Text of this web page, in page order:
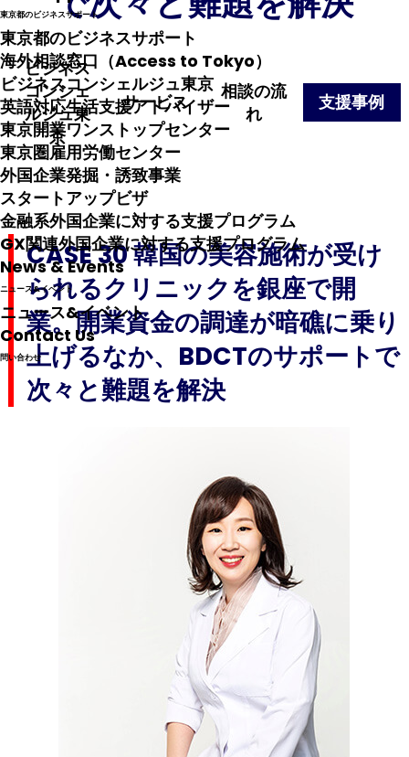
東京都のビジネスサポート
東京都のビジネスサポート
海外相談窓口（Access to Tokyo）
ビジネスコンシェルジュ東京
英語対応生活支援アドバイザー
東京開業ワンストップセンター
東京圏雇用労働センター
外国企業発掘・誘致事業
スタートアップビザ
金融系外国企業に対する支援プログラム
GX関連外国企業に対する支援プログラム
News & Events
ニュース&イベント
ニュース&イベント
Contact Us
問い合わせ
ビジネス
コンシェ
ルジュ東
京
サービス
相談の流
れ
支援事例
CASE 30 韓国の美容施術が受け
られるクリニックを銀座で開
業。開業資金の調達が暗礁に乗り
上げるなか、BDCTのサポートで
次々と難題を解決